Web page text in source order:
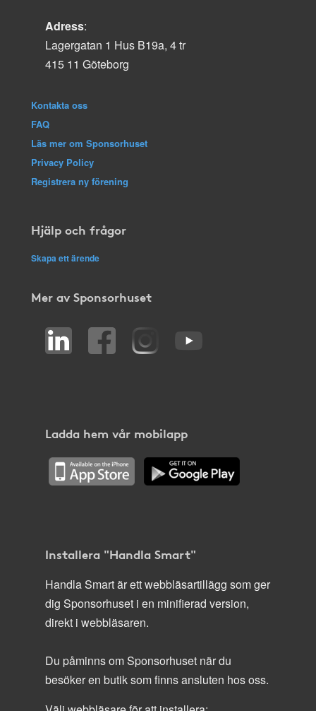
Adress:
Lagergatan 1 Hus B19a, 4 tr
415 11 Göteborg
Kontakta oss
FAQ
Läs mer om Sponsorhuset
Privacy Policy
Registrera ny förening
Hjälp och frågor
Skapa ett ärende
Mer av Sponsorhuset
Ladda hem vår mobilapp
Installera "Handla Smart"
Handla Smart är ett webbläsartillägg som ger
dig Sponsorhuset i en minifierad version,
direkt i webbläsaren.
Du påminns om Sponsorhuset när du
besöker en butik som finns ansluten hos oss.